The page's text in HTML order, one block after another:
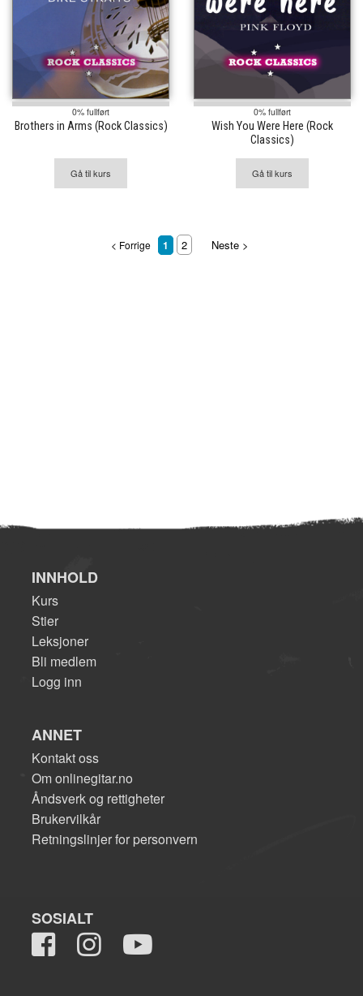
0% fullført
Brothers in Arms (Rock Classics)
Gå til kurs
0% fullført
Wish You Were Here (Rock
Classics)
Gå til kurs
< Forrige 1 2 Neste >
INNHOLD
Kurs
Stier
Leksjoner
Bli medlem
Logg inn
ANNET
Kontakt oss
Om onlinegitar.no
Åndsverk og rettigheter
Brukervilkår
Retningslinjer for personvern
SOSIALT